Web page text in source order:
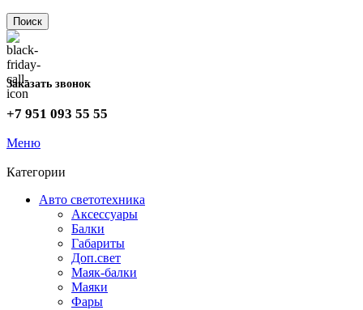
Поиск
Заказать звонок
+7 951 093 55 55
Меню
Категории
Авто светотехника
Аксессуары
Балки
Габариты
Доп.свет
Маяк-балки
Маяки
Фары